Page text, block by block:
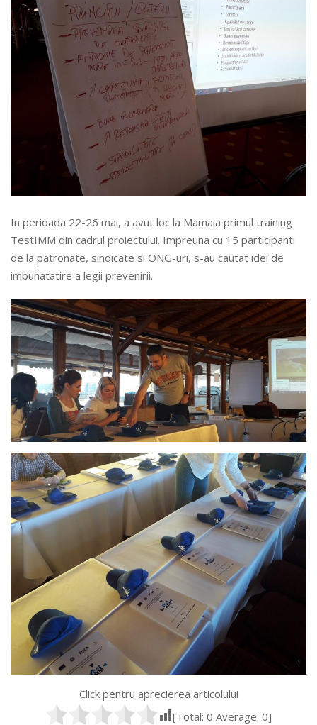
In perioada 22-26 mai, a avut loc la Mamaia primul training
TestIMM din cadrul proiectului. Impreuna cu 15 participanti
de la patronate, sindicate si ONG-uri, s-au cautat idei de
imbunatatire a legii prevenirii.
Click pentru aprecierea articolului
[Total: 0 Average: 0]